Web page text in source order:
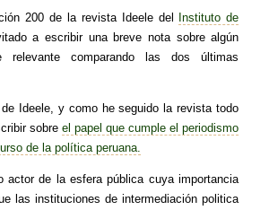
200 de la revista Ideele del
Instituto de
a escribir una breve nota sobre algún
relevante comparando las dos últimas
Ideele, y como he seguido la revista todo
sobreel papel que cumple el periodismo
de la política peruana.
actor de la esfera pública cuya importancia
las instituciones de intermediación politica